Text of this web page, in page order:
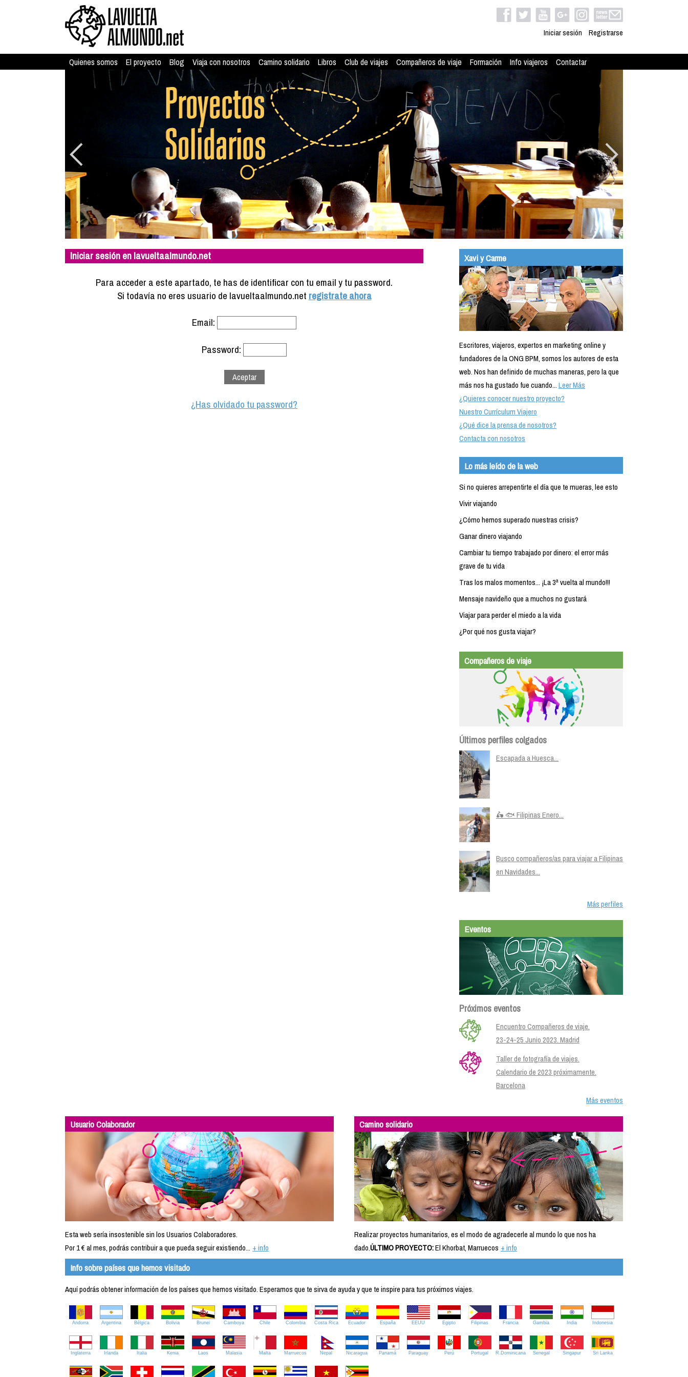
Iniciar sesión Registrarse
Quienes somos El proyecto Blog Viaja con nosotros Camino solidario Libros Club de viajes Compañeros de viaje Formación Info viajeros Contactar
Iniciar sesión en lavueltaalmundo.net
Para acceder a este apartado, te has de identificar con tu email y tu password.
Si todavía no eres usuario de lavueltaalmundo.net registrate ahora
Email:
Password:
¿Has olvidado tu password?
Xavi y Carme
Escritores, viajeros, expertos en marketing online y
fundadores de la ONG BPM, somos los autores de esta
web. Nos han definido de muchas maneras, pero la que
más nos ha gustado fue cuando...Leer Más
¿Quieres conocer nuestro proyecto?
Nuestro Currículum Viajero
¿Qué dice la prensa de nosotros?
Contacta con nosotros
Lo más leído de la web
Si no quieres arrepentirte el día que te mueras, lee esto
Vivir viajando
¿Cómo hemos superado nuestras crisis?
Ganar dinero viajando
Cambiar tu tiempo trabajado por dinero: el error más
grave de tu vida
Tras los malos momentos... ¡La 3ª vuelta al mundo!!!
Mensaje navideño que a muchos no gustará
Viajar para perder el miedo a la vida
¿Por qué nos gusta viajar?
Compañeros de viaje
Últimos perfiles colgados
Escapada a Huesca...
🛵 🐟 Filipinas Enero...
Busco compañeros/as para viajar a Filipinas
en Navidades...
Más perfiles
Eventos
Próximos eventos
Encuentro Compañeros de viaje.
23-24-25 Junio 2023. Madrid
Taller de fotografía de viajes.
Calendario de 2023 próximamente.
Barcelona
Más eventos
Usuario Colaborador
Esta web sería insostenible sin los Usuarios Colaboradores.
Por 1 € al mes, podrás contribuir a que pueda seguir existiendo... + info
Camino solidario
Realizar proyectos humanitarios, es el modo de agradecerle al mundo lo que nos ha
dado.ÚLTIMO PROYECTO:El Khorbat, Marruecos + info
Info sobre países que hemos visitado
Aquí podrás obtener información de los países que hemos visitado. Esperamos que te sirva de ayuda y que te inspire para tus próximos viajes.
Andorra Argentina Bélgica Bolivia Brunei Camboya Chile Colombia Costa Rica Ecuador España EEUU Egipto Filipinas Francia Gambia India Indonesia
Inglaterra Irlanda Italia Kenia Laos Malasia Malta Marruecos Nepal Nicaragua Panamá Paraguay Perú Portugal R.Dominicana Senegal Singapur Sri Lanka